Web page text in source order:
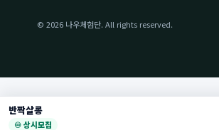
반짝살롱
♾️ 상시모집
© 2026 나우체험단. All rights reserved.